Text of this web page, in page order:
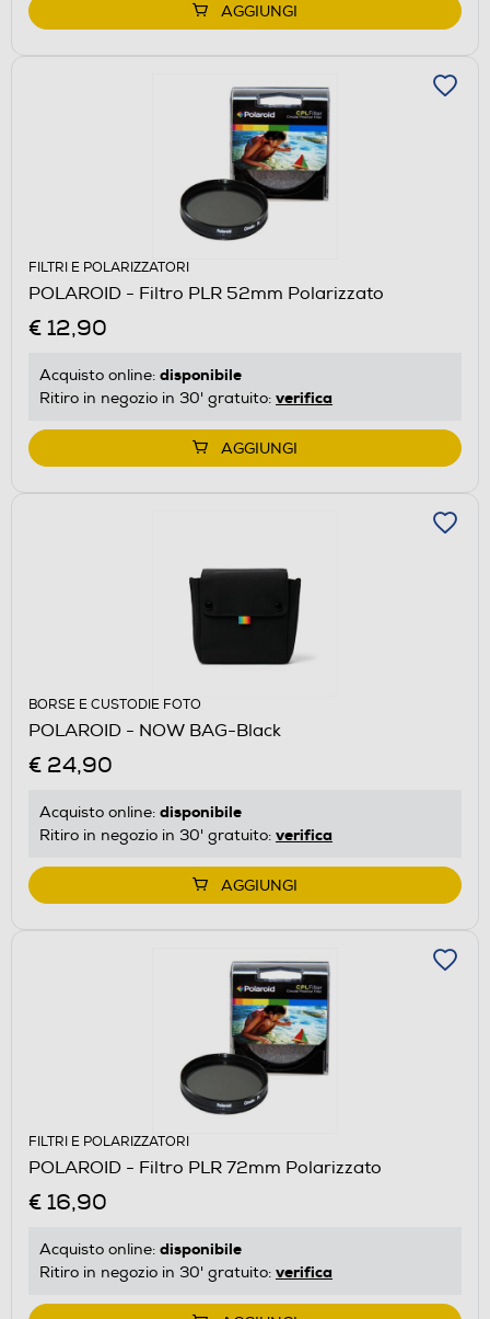
AGGIUNGI
FILTRI E POLARIZZATORI
POLAROID - Filtro PLR 52mm Polarizzato
€ 12,90
Acquisto online: disponibile
Ritiro in negozio in 30' gratuito: verifica
AGGIUNGI
BORSE E CUSTODIE FOTO
POLAROID - NOW BAG-Black
€ 24,90
Acquisto online: disponibile
Ritiro in negozio in 30' gratuito: verifica
AGGIUNGI
FILTRI E POLARIZZATORI
POLAROID - Filtro PLR 72mm Polarizzato
€ 16,90
Acquisto online: disponibile
Ritiro in negozio in 30' gratuito: verifica